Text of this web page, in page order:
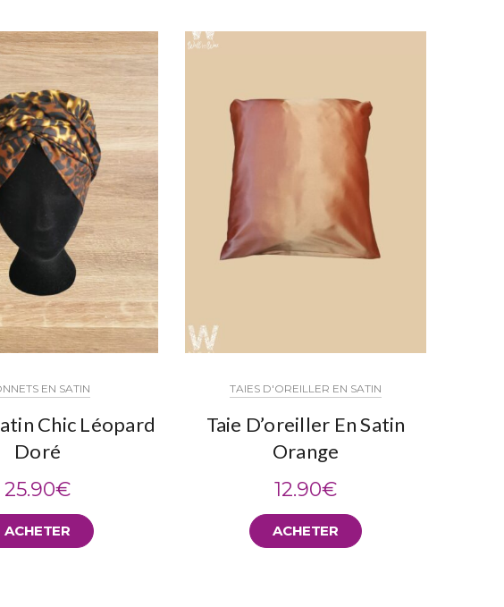
EN SATIN
Chic Léopard
Doré
25.90€
ACHETER
TAIES D'OREILLER EN SATIN
Taie D’oreiller En Satin
Orange
12.90€
ACHETER